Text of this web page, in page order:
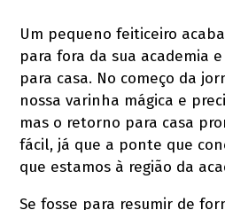
Um pequeno feiticeiro
para fora da sua academia
para casa. No começo da
nossa varinha mágica e
mas o retorno para casa
fácil, já que a ponte que
que estamos à região da
Se fosse para resumir de